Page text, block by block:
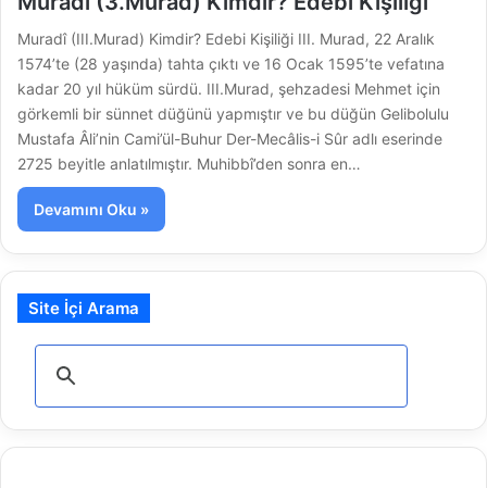
Muradî (III.Murad) Kimdir? Edebi Kişiliği III. Murad, 22 Aralık
1574’te (28 yaşında) tahta çıktı ve 16 Ocak 1595’te vefatına
kadar 20 yıl hüküm sürdü. III.Murad, şehzadesi Mehmet için
görkemli bir sünnet düğünü yapmıştır ve bu düğün Gelibolulu
Mustafa Âli’nin Cami’ül-Buhur Der-Mecâlis-i Sûr adlı eserinde
2725 beyitle anlatılmıştır. Muhibbî’den sonra en…
Devamını Oku »
Site İçi Arama